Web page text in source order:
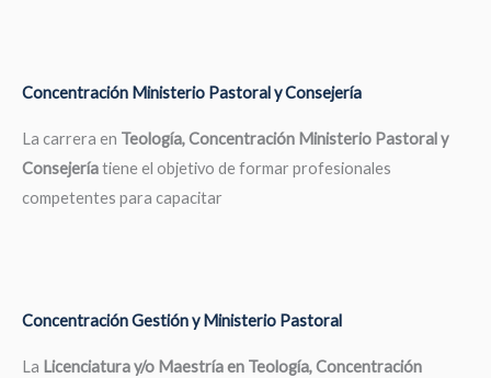
Concentración Ministerio Pastoral y Consejería
La carrera en Teología, Concentración Ministerio Pastoral y
Consejeríatiene el objetivo de formar profesionales
competentes para capacitar
Concentración Gestión y Ministerio Pastoral
La Licenciatura y/o Maestría en Teología, Concentración